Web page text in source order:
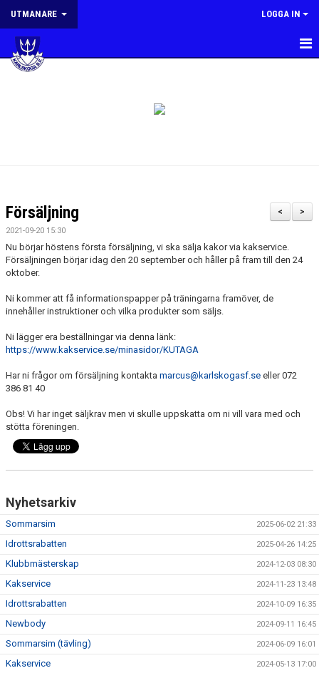
UTMANARE LOGGA IN
HEM
>
<
Försäljning
2021-09-20 15:30
Nu börjar höstens första försäljning, vi ska sälja kakor via kakservice.
Försäljningen börjar idag den 20 september och håller på fram till den 24
oktober.
Ni kommer att få informationspapper på träningarna framöver, de
innehåller instruktioner och vilka produkter som säljs.
Ni lägger era beställningar via denna länk:
https://www.kakservice.se/minasidor/KUTAGA
Har ni frågor om försäljning kontakta marcus@karlskogasf.se eller 072
386 81 40
Obs! Vi har inget säljkrav men vi skulle uppskatta om ni vill vara med och
stötta föreningen.
Nyhetsarkiv
Sommarsim 2025-06-02 21:33
Idrottsrabatten 2025-04-26 14:25
Klubbmästerskap 2024-12-03 08:30
Kakservice 2024-11-23 13:48
Idrottsrabatten 2024-10-09 16:35
Newbody 2024-09-11 16:45
Sommarsim (tävling) 2024-06-09 16:01
Kakservice 2024-05-13 17:00